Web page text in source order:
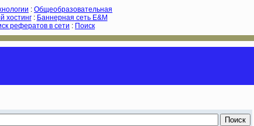
: Общеобразовательная
хостинг: Баннерная сеть E&M
рефератов в сети : Поиск